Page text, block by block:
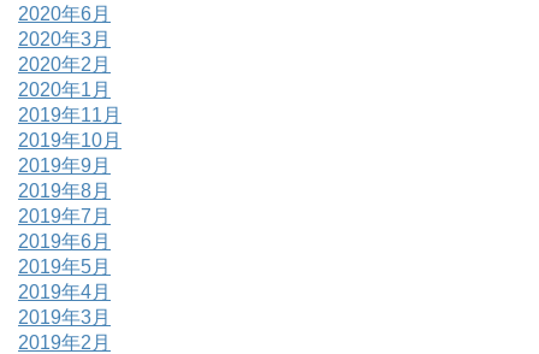
2020年6月
2020年3月
2020年2月
2020年1月
2019年11月
2019年10月
2019年9月
2019年8月
2019年7月
2019年6月
2019年5月
2019年4月
2019年3月
2019年2月